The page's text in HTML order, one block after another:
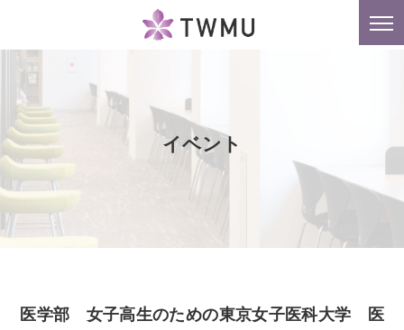
東京女子医科大
イベント
医学部 女子高生のための東京女子医科大学 医